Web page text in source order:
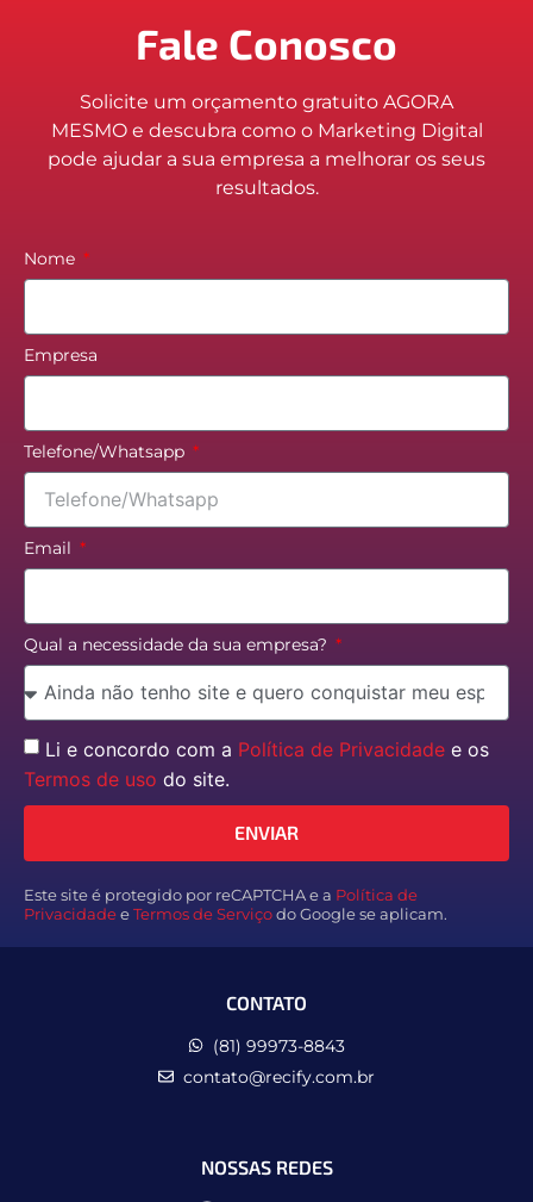
Fale Conosco
Solicite um orçamento gratuito AGORA
MESMO e descubra como o Marketing Digital
pode ajudar a sua empresa a melhorar os seus
resultados.
Nome
Empresa
Telefone/Whatsapp
Email
Qual a necessidade da sua empresa?
Li e concordo com a Política de Privacidade e os
Termos de uso do site.
ENVIAR
Este site é protegido por reCAPTCHA e a Política de
Privacidade e Termos de Serviço do Google se aplicam.
CONTATO
(81) 99973-8843
contato@recify.com.br
NOSSAS REDES